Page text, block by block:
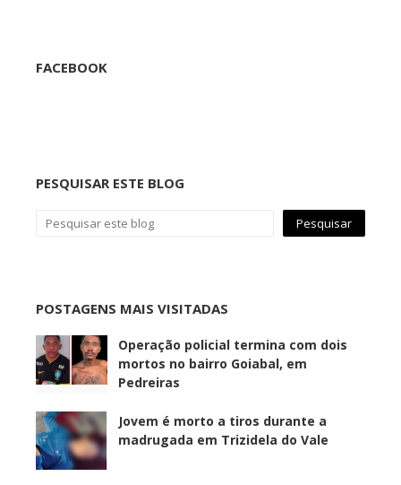
FACEBOOK
PESQUISAR ESTE BLOG
POSTAGENS MAIS VISITADAS
Operação policial termina com dois
mortos no bairro Goiabal, em
Pedreiras
Jovem é morto a tiros durante a
madrugada em Trizidela do Vale